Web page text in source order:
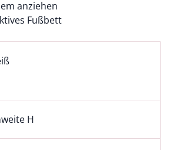
anziehen
Fußbett
ausgewählt
die Passform Schuhweite H. für
H